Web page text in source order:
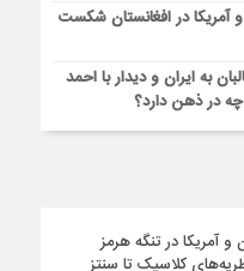
آمریکا در افغانستان شکست
به ایران و دیدار با احمد
در ذهن دارد؟
آمریکا در تنگه هرمز
از نظریه‌های کلاسیک تا سنتز